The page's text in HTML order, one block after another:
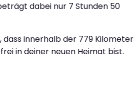
dabei nur 7 Stunden 50
, dass innerhalb der 779 Kilometer
in deiner neuen Heimat bist.